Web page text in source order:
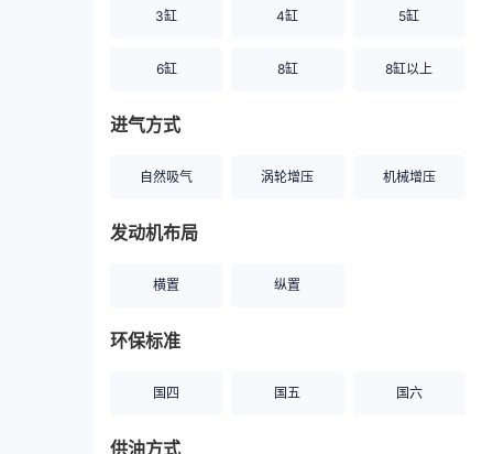
3缸 4缸 5缸
6缸 8缸 8缸以上
进气方式
自然吸气 涡轮增压 机械增压
发动机布局
横置 纵置
环保标准
国四 国五 国六
供油方式